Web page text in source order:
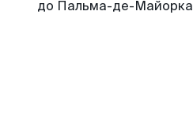
до Пальма-де-Майорка